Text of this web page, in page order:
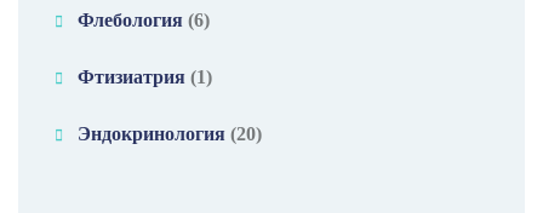
Флебология (6)
Фтизиатрия (1)
Эндокринология (20)